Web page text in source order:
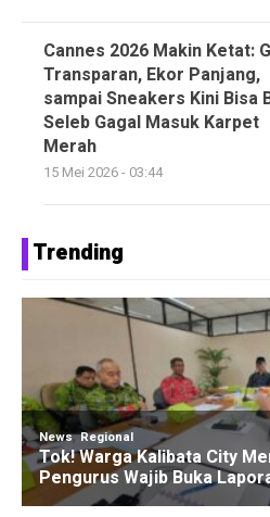
Cannes 2026 Makin Ketat:
Transparan, Ekor Panjang,
sampai Sneakers Kini Bisa
Seleb Gagal Masuk Karpet
Merah
15 Mei 2026 - 03:44
Trending